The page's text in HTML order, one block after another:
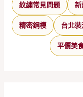
紋繡常見問題 新
精密鋼模 台北
平價美